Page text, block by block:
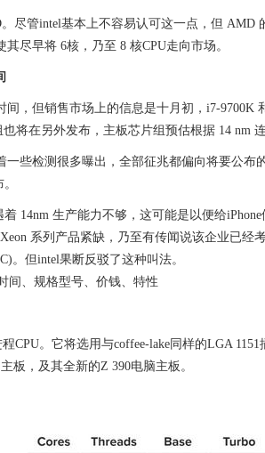
尽管intel基本上不容易认可这一点，但 AMD
尽早将 6核，乃至 8 核CPU走向市场。
间，但销售市场上的信息是十月初，i7-9700K
将在另外发布，主板芯片组预估根据 14 nm
一些检测很多曝出，全部征兆都偏向将要公布
14nm 生产能力不够，这可能是以便给
系列产品紧缺，乃至有传闻说该企业已经
。但intel果断反驳了这种叫法。
CPU。它将选用与coffee-lake同样的LGA
板，及其全新的Z 390电脑主板。